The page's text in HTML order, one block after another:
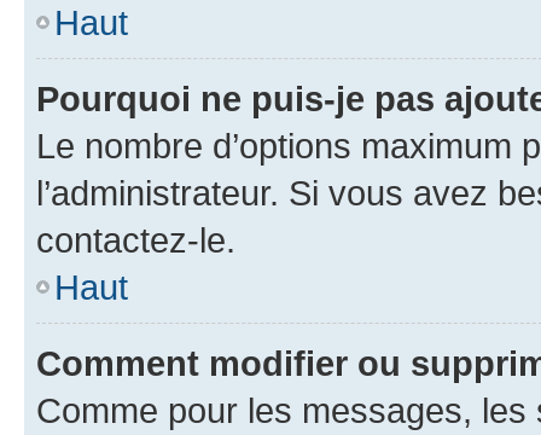
Haut
Pourquoi ne puis-je pas
Le nombre d’options maximum
l’administrateur. Si vous avez
contactez-le.
Haut
Comment modifier ou
Comme pour les messages,